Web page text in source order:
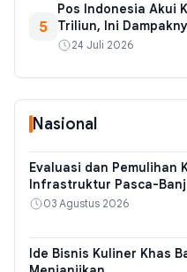
5
Pos Indonesia Akui
Triliun, Ini
24 Juli 2026
Nasional
Evaluasi dan Pemulihan
Infrastruktur Pasca-
03 Agustus 2026
Ide Bisnis Kuliner Khas